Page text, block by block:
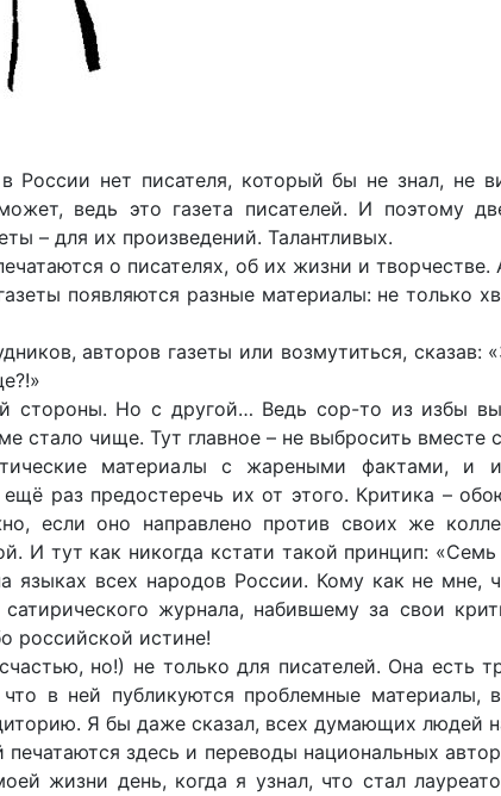
России нет писателя, который бы не знал, не
ведь это газета писателей. И поэтому
– для их произведений. Талантливых.
о писателях, об их жизни и
появляются разные материалы: не только
авторов газеты или возмутиться, сказав:
стороны. Но с другой… Ведь сор-то из избы
стало чище. Тут главное – не выбросить
материалы с жареными фактами, и
раз предостеречь их от этого. Критика –
если оно направлено против своих же
И тут как никогда кстати такой принцип:
языках всех народов России. Кому как не мне,
журнала, набившему за свои
российской истине!
но!) не только для писателей. Она есть
в ней публикуются проблемные материалы,
Я бы даже сказал, всех думающих людей
здесь и переводы национальных
жизни день, когда я узнал, что стал